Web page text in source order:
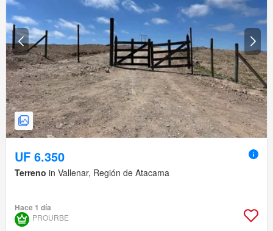
UF 6.350
Terreno in Vallenar, Región de Atacama
Hace 1 día
PROURBE